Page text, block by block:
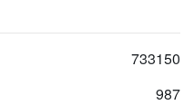
733150
987